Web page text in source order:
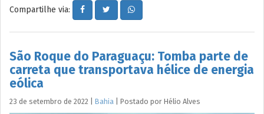
Compartilhe via:
São Roque do Paraguaçu: Tomba parte de
carreta que transportava hélice de energia
eólica
23 de setembro de 2022 Bahia Postado por Hélio Alves